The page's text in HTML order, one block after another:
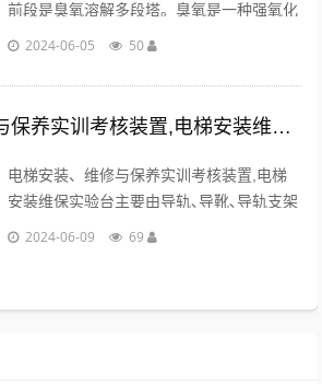
前段是臭氧溶解多段塔。臭氧是一种强氧化
剂，用以取代消毒而不会产生三卤甲烷，而
毒。...
2024-06-05 50
电梯安装、维修与保养实训考核装置,电梯安装维保实验台
电梯安装、维修与保养实训考核装置,电梯
安装维保实验台主要由导轨､导靴､导轨支架
等组成;导靴安装在轿厢和对重架上,与导轨
2024-06-09 69